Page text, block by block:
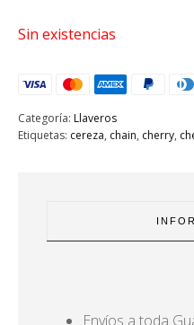
Sin existencias
Categoría: Llaveros
Etiquetas: cereza, chain, cherry,
Envíos a toda